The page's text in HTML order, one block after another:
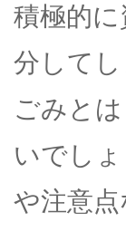
積極的
分して
ごみと
いでし
や注意